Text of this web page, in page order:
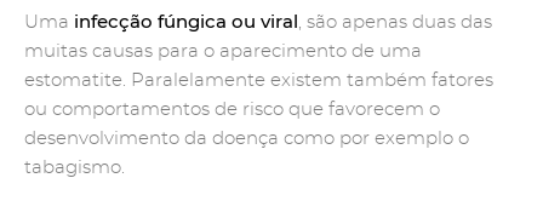
Uma infecção fúngica ou viral , são apenas duas das
muitas causas para o aparecimento de uma
estomatite. Paralelamente existem também fatores
ou comportamentos de risco que favorecem o
desenvolvimento da doença como por exemplo o
tabagismo.